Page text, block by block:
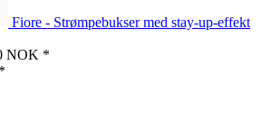
Fiore - Strømpebukser med stay-up-effekt
NOK *